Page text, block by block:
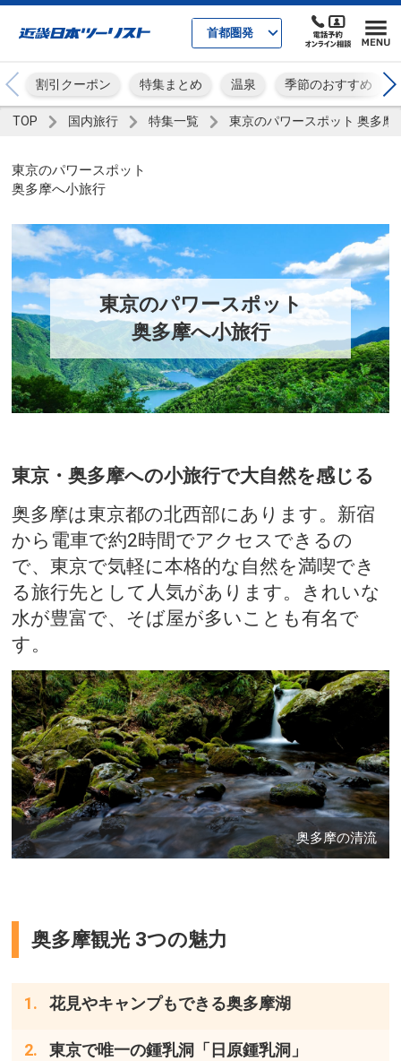
首都圏発
割引クーポン 特集まとめ 温泉 季節のおすすめ
TOP 国内旅行 特集一覧 東京のパワースポット 奥多摩
東京のパワースポット
奥多摩へ小旅行
東京のパワースポット
奥多摩へ小旅行
東京・奥多摩への小旅行で大自然を感じる
奥多摩は東京都の北西部にあります。新宿
から電車で約2時間でアクセスできるの
で、東京で気軽に本格的な自然を満喫でき
る旅行先として人気があります。きれいな
水が豊富で、そば屋が多いことも有名で
す。
奥多摩の清流
奥多摩観光 3つの魅力
花見やキャンプもできる奥多摩湖
東京で唯一の鍾乳洞「日原鍾乳洞」